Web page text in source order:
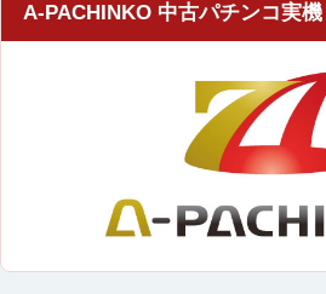
A-PACHINKO 中古パチンコ実機